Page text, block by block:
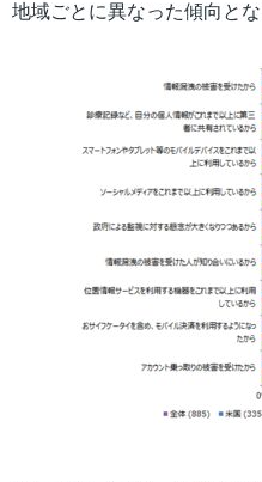
地域ごとに異なった傾向と